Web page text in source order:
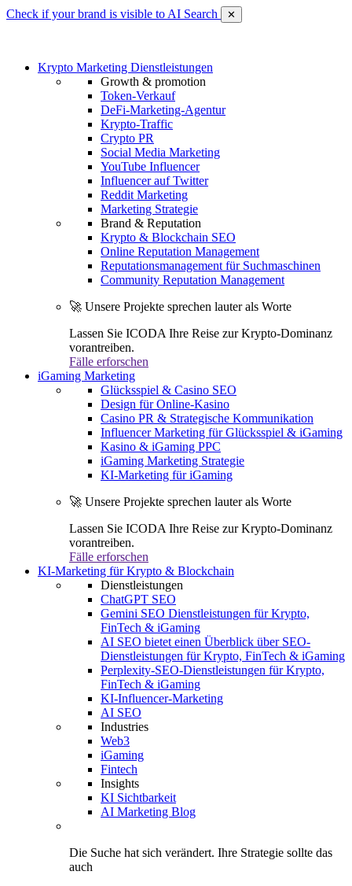
Check if your brand is visible to AI Search ✕
Krypto Marketing Dienstleistungen
Growth & promotion
Token-Verkauf
DeFi-Marketing-Agentur
Krypto-Traffic
Crypto PR
Social Media Marketing
YouTube Influencer
Influencer auf Twitter
Reddit Marketing
Marketing Strategie
Brand & Reputation
Krypto & Blockchain SEO
Online Reputation Management
Reputationsmanagement für Suchmaschinen
Community Reputation Management
🚀 Unsere Projekte sprechen lauter als Worte
Lassen Sie ICODA Ihre Reise zur Krypto-Dominanz
vorantreiben.
Fälle erforschen
iGaming Marketing
Glücksspiel & Casino SEO
Design für Online-Kasino
Casino PR & Strategische Kommunikation
Influencer Marketing für Glücksspiel & iGaming
Kasino & iGaming PPC
iGaming Marketing Strategie
KI-Marketing für iGaming
🚀 Unsere Projekte sprechen lauter als Worte
Lassen Sie ICODA Ihre Reise zur Krypto-Dominanz
vorantreiben.
Fälle erforschen
KI-Marketing für Krypto & Blockchain
Dienstleistungen
ChatGPT SEO
Gemini SEO Dienstleistungen für Krypto,
FinTech & iGaming
AI SEO bietet einen Überblick über SEO-
Dienstleistungen für Krypto, FinTech & iGaming
Perplexity-SEO-Dienstleistungen für Krypto,
FinTech & iGaming
KI-Influencer-Marketing
AI SEO
Industries
Web3
iGaming
Fintech
Insights
KI Sichtbarkeit
AI Marketing Blog
Die Suche hat sich verändert. Ihre Strategie sollte das
auch